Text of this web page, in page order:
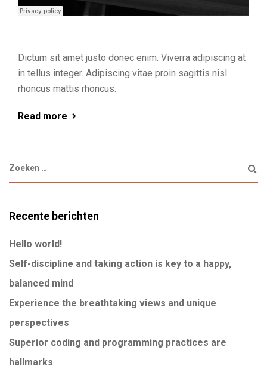
Dictum sit amet justo donec enim. Viverra adipiscing at
in tellus integer. Adipiscing vitae proin sagittis nisl
rhoncus mattis rhoncus.
Read more
Recente berichten
Hello world!
Self-discipline and taking action is key to a happy,
balanced mind
Experience the breathtaking views and unique
perspectives
Superior coding and programming practices are
hallmarks